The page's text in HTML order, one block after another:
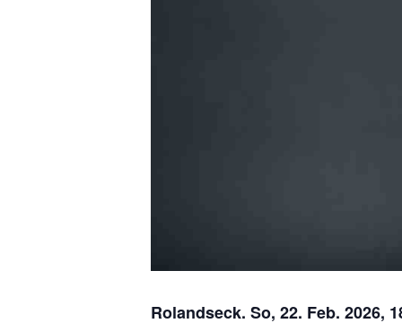
Rolandseck. So, 22. Feb. 2026,